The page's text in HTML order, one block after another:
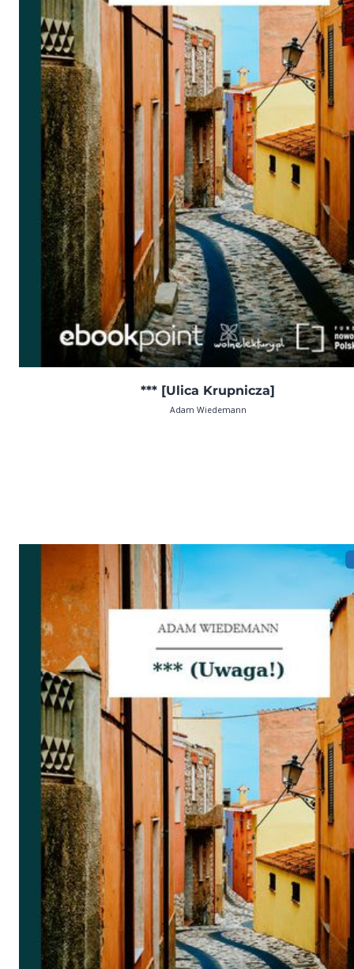
*** [Ulica Krupnicza]
Adam Wiedemann